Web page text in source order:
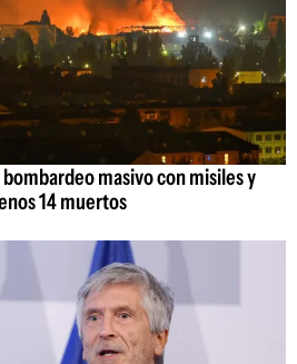
masivo con misiles y
14 muertos